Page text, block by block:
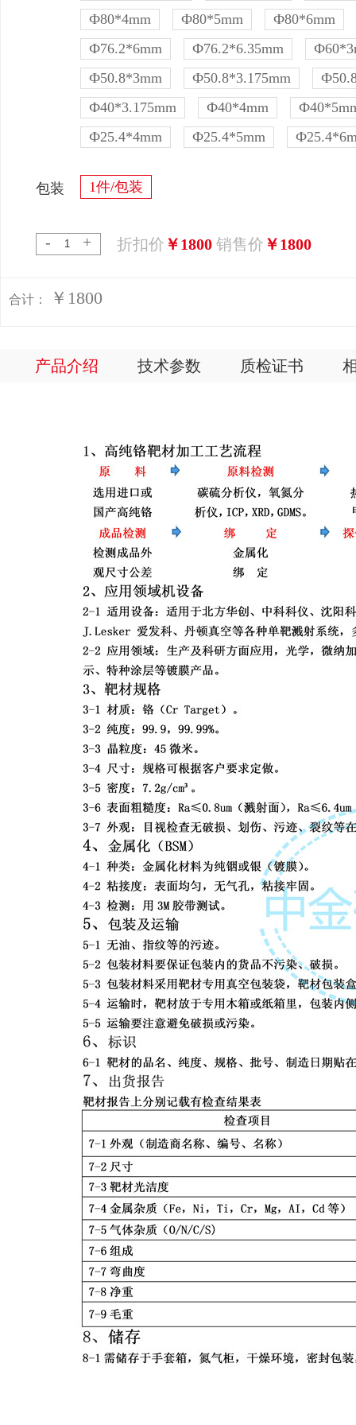
Ф80*4mm
Ф80*5mm
Ф80*6mm
Ф76.2*6mm
Ф76.2*6.35mm
Ф50.8*3mm
Ф50.8*3.175mm
Ф40*3.175mm
Ф40*4mm
Ф25.4*4mm
Ф25.4*5mm
包装 1件/包装
- + 折扣价 ￥1800 销售价 ￥1800
合计： ￥1800
产品介绍 技术参数 质检证书